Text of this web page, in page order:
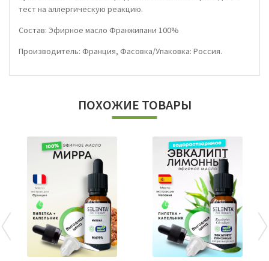
тест на аллергическую реакцию.
Состав: Эфирное масло Франжипани 100%
Производитель: Франция, Фасовка/Упаковка: Россия.
ПОХОЖИЕ ТОВАРЫ